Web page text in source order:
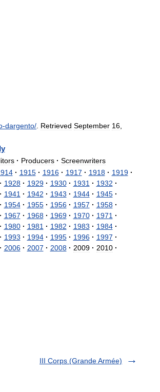
-dargento/ Retrieved September 16
· Producers · Screenwriters
· 1915 · 1916 · 1917 · 1918 · 1919 ·
· 1928 · 1929 · 1930 · 1931 · 1932 ·
· 1941 · 1942 · 1943 · 1944 · 1945 ·
· 1954 · 1955 · 1956 · 1957 · 1958 ·
· 1967 · 1968 · 1969 · 1970 · 1971 ·
· 1980 · 1981 · 1982 · 1983 · 1984 ·
· 1993 · 1994 · 1995 · 1996 · 1997 ·
· 2006 · 2007 · 2008 · 2009 · 2010 ·
III Corps (Grande Armée)